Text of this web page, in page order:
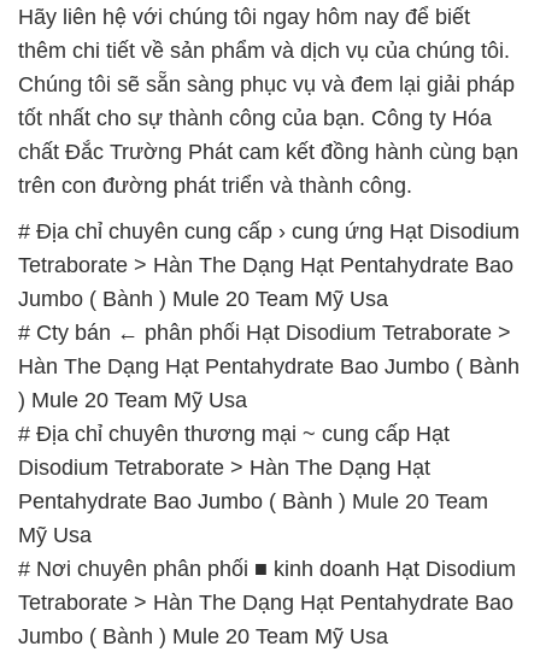
# Cty bán ← phân phối Hạt Disodium Tetraborate >
Hàn The Dạng Hạt Pentahydrate Bao Jumbo ( Bành
) Mule 20 Team Mỹ Usa
# Địa chỉ chuyên thương mại ~ cung cấp Hạt
Disodium Tetraborate > Hàn The Dạng Hạt
Pentahydrate Bao Jumbo ( Bành ) Mule 20 Team
Mỹ Usa
# Nơi chuyên phân phối ■ kinh doanh Hạt Disodium
Tetraborate > Hàn The Dạng Hạt Pentahydrate Bao
Jumbo ( Bành ) Mule 20 Team Mỹ Usa
# Bán ↔ kinh doanh Hạt Disodium Tetraborate >
Hàn The Dạng Hạt Pentahydrate Bao Jumbo ( Bành
) Mule 20 Team Mỹ Usa
# Phân phối / cung ứng Hạt Disodium Tetraborate >
Hàn The Dạng Hạt Pentahydrate Bao Jumbo ( Bành
) Mule 20 Team Mỹ Usa
# Nhà thương mại Ø bán Hạt Disodium Tetraborate
> Hàn The Dạng Hạt Pentahydrate Bao Jumbo (
Bành ) Mule 20 Team Mỹ Usa